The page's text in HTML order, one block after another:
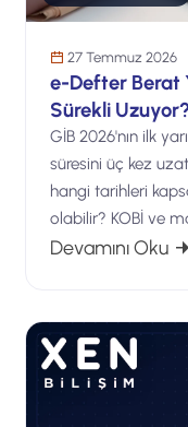
27 Temmuz 2026
e-Defter Berat
Sürekli
GİB 2026'nın ilk
süresini üç kez
hangi tarihleri
olabilir? KOBİ ve
Devamını Oku: